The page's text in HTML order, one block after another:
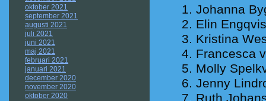
oktober 2021
september 2021
augusti 2021
juli 2021
juni 2021
maj 2021
februari 2021
januari 2021
december 2020
november 2020
oktober 2020
Johanna
Elin
Kristina
Francesca
Molly
Jenny
Ruth